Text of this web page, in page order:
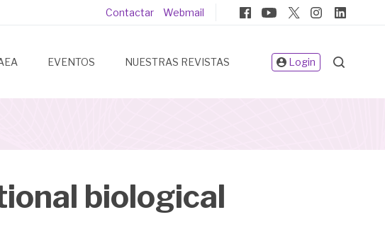
Pie
Contactar Webmail
EVENTOS NUESTRAS REVISTAS Login
biological